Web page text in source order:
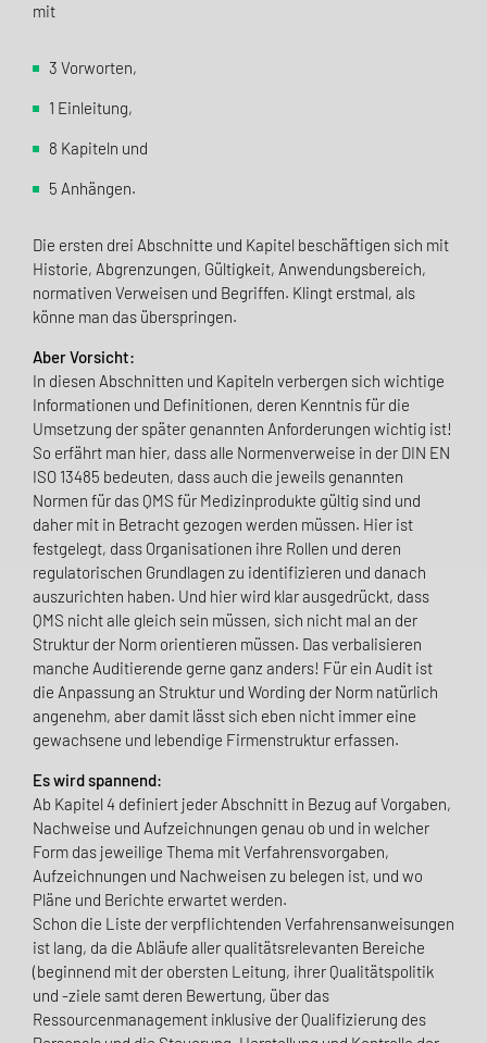
mit
3 Vorworten,
1 Einleitung,
8 Kapiteln und
5 Anhängen.
Die ersten drei Abschnitte und Kapitel beschäftigen sich mit
Historie, Abgrenzungen, Gültigkeit, Anwendungsbereich,
normativen Verweisen und Begriffen. Klingt erstmal, als
könne man das überspringen.
Aber Vorsicht:
In diesen Abschnitten und Kapiteln verbergen sich wichtige
Informationen und Definitionen, deren Kenntnis für die
Umsetzung der später genannten Anforderungen wichtig ist!
So erfährt man hier, dass alle Normenverweise in der DIN EN
ISO 13485 bedeuten, dass auch die jeweils genannten
Normen für das QMS für Medizinprodukte gültig sind und
daher mit in Betracht gezogen werden müssen. Hier ist
festgelegt, dass Organisationen ihre Rollen und deren
regulatorischen Grundlagen zu identifizieren und danach
auszurichten haben. Und hier wird klar ausgedrückt, dass
QMS nicht alle gleich sein müssen, sich nicht mal an der
Struktur der Norm orientieren müssen. Das verbalisieren
manche Auditierende gerne ganz anders! Für ein Audit ist
die Anpassung an Struktur und Wording der Norm natürlich
angenehm, aber damit lässt sich eben nicht immer eine
gewachsene und lebendige Firmenstruktur erfassen.
Es wird spannend:
Ab Kapitel 4 definiert jeder Abschnitt in Bezug auf Vorgaben,
Nachweise und Aufzeichnungen genau ob und in welcher
Form das jeweilige Thema mit Verfahrensvorgaben,
Aufzeichnungen und Nachweisen zu belegen ist, und wo
Pläne und Berichte erwartet werden.
Schon die Liste der verpflichtenden Verfahrensanweisungen
ist lang, da die Abläufe aller qualitätsrelevanten Bereiche
(beginnend mit der obersten Leitung, ihrer Qualitätspolitik
und -ziele samt deren Bewertung, über das
Ressourcenmanagement inklusive der Qualifizierung des